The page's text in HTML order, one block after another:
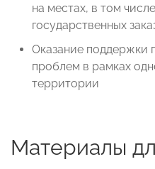
на местах, в том
государственных
Оказание поддержки
проблем в рамках
территории
Материалы